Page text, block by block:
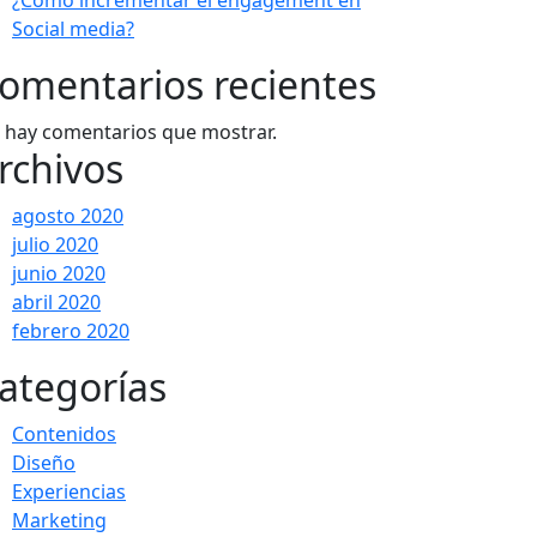
Social media?
recientes
hay comentarios que mostrar.
agosto 2020
julio 2020
junio 2020
abril 2020
febrero 2020
Contenidos
Diseño
Experiencias
Marketing